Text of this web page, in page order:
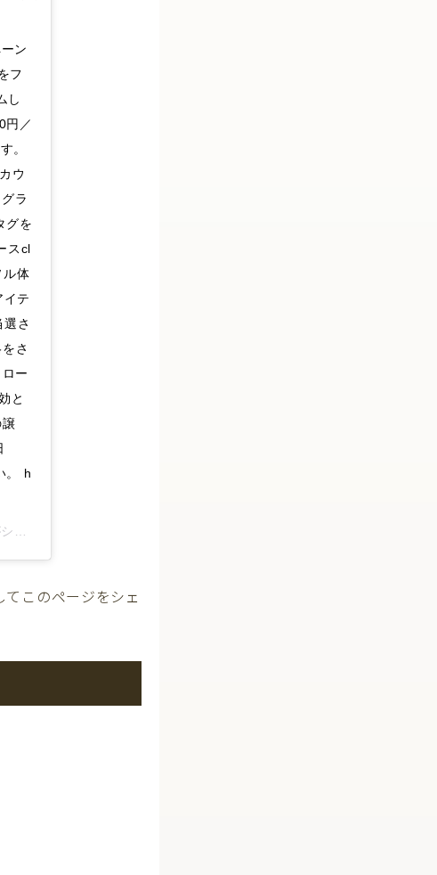
ン
フ
し
円／
。
ウ
ラ
グを
スcl
ル体
テ
さ
さ
ー
と
。 h
–
てこのページをシェ